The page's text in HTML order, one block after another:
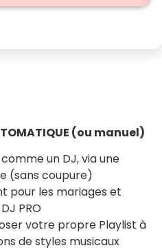
(ou manuel)
un DJ, via une
(sans coupure)
pour les mariages et
PRO
votre propre Playlist à
de styles musicaux